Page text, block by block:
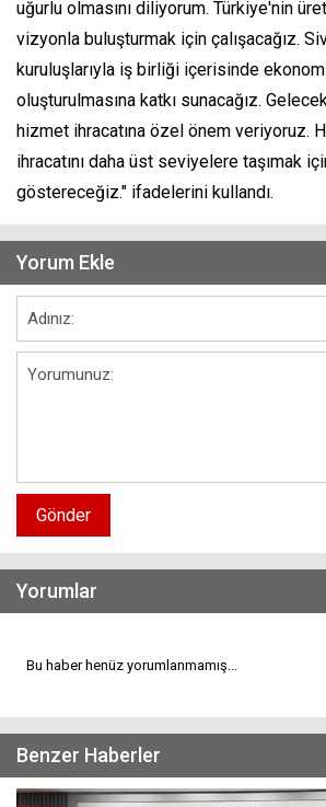
uğurlu olmasını diliyorum. Türkiye'nin
vizyonla buluşturmak için çalışacağız.
kuruluşlarıyla iş birliği içerisinde
oluşturulmasına katkı sunacağız.
hizmet ihracatına özel önem veriyoruz.
ihracatını daha üst seviyelere taşımak
göstereceğiz." ifadelerini kullandı.
Yorum Ekle
Gönder
Yorumlar
Bu haber henüz yorumlanmamış...
Benzer Haberler